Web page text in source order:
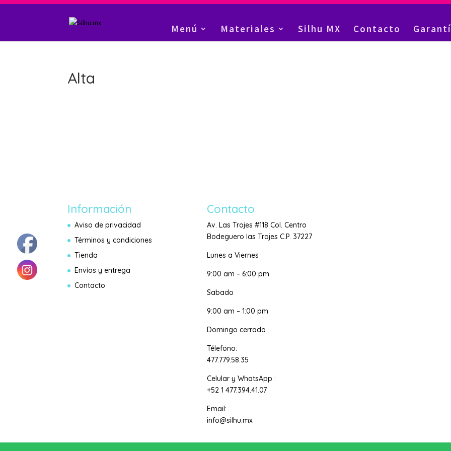
Menú Materiales Silhu MX Contacto
Alta
Información
Aviso de privacidad
Términos y condiciones
Tienda
Envíos y entrega
Contacto
Contacto
Av. Las Trojes #118 Col. Centro
Bodeguero las Trojes C.P. 37227
Lunes a Viernes
9:00 am – 6:00 pm
Sabado
9:00 am – 1:00 pm
Domingo cerrado
Télefono:
477.779.58.35
Celular y WhatsApp :
+52 1 477.394.41.07
Email:
info@silhu.mx